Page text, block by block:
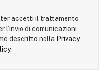
accetti il trattamento
l’invio di comunicazioni
descritto nella Privacy
.